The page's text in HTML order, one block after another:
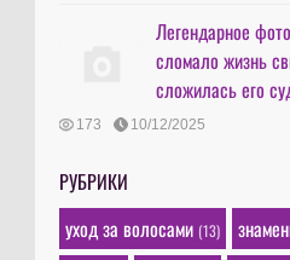
Легендарное
сломало жизнь
сложилась его
173 10/12/2025
РУБРИКИ
уход за волосами (13)